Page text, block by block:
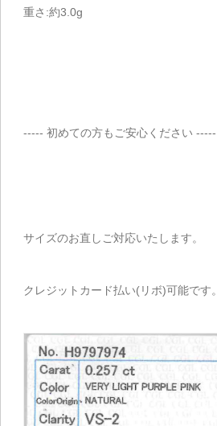
重さ:約3.0g
----- 初めての方もご安心ください -----
サイズのお直しご対応いたします。
クレジットカード払い(リボ)可能です。